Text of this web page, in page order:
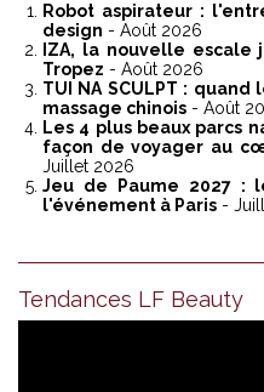
Robot aspirateur :
design - Août 2026
IZA, la nouvelle escale
Tropez - Août 2026
TUI NA SCULPT :
massage chinois - Août
Les 4 plus beaux parcs
façon de voyager au
Juillet 2026
Jeu de Paume 2027 :
l'événement à Paris -
Tendances LF Beauty